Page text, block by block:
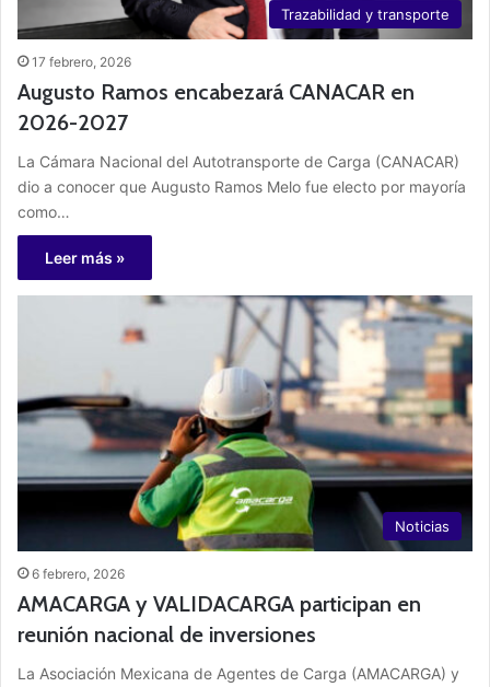
Trazabilidad y transporte
17 febrero, 2026
Augusto Ramos encabezará CANACAR en
2026-2027
La Cámara Nacional del Autotransporte de Carga (CANACAR)
dio a conocer que Augusto Ramos Melo fue electo por mayoría
como…
Leer más »
Noticias
6 febrero, 2026
AMACARGA y VALIDACARGA participan en
reunión nacional de inversiones
La Asociación Mexicana de Agentes de Carga (AMACARGA) y